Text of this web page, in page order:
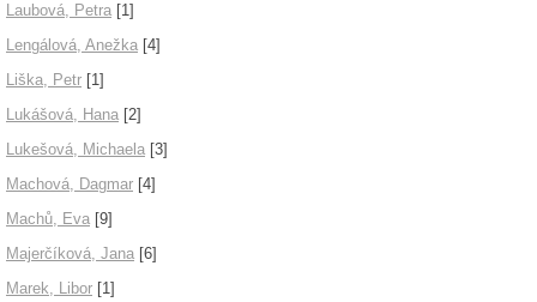
Laubová, Petra [1]
Lengálová, Anežka [4]
Liška, Petr [1]
Lukášová, Hana [2]
Lukešová, Michaela [3]
Machová, Dagmar [4]
Machů, Eva [9]
Majerčíková, Jana [6]
Marek, Libor [1]